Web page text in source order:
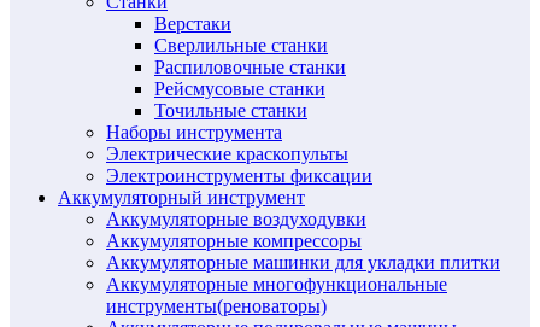
Верстаки
Сверлильные станки
Распиловочные станки
Рейсмусовые станки
Точильные станки
Наборы инструмента
Электрические краскопульты
Электроинструменты фиксации
Аккумуляторный инструмент
Аккумуляторные воздуходувки
Аккумуляторные компрессоры
Аккумуляторные машинки для укладки плитки
Аккумуляторные многофункциональные
инструменты(реноваторы)